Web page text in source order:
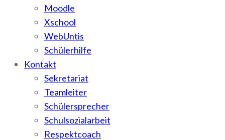
Moodle
Xschool
WebUntis
Schülerhilfe
Kontakt
Sekretariat
Teamleiter
Schülersprecher
Schulsozialarbeit
Respektcoach